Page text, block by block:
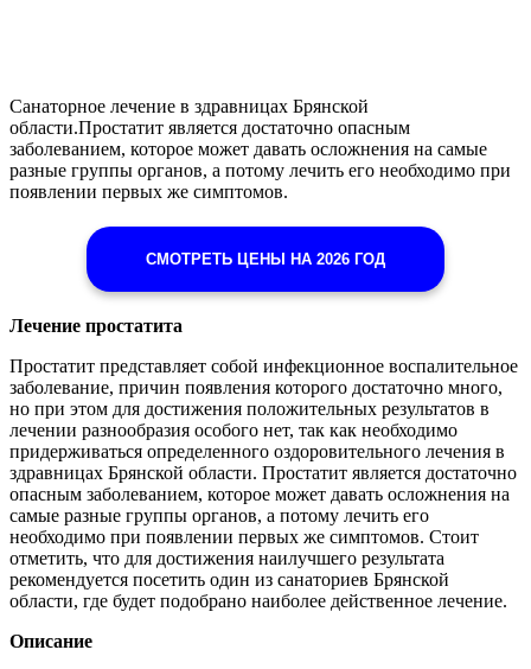
Санаторное лечение в здравницах Брянской
области.Простатит является достаточно опасным
заболеванием, которое может давать осложнения на самые
разные группы органов, а потому лечить его необходимо при
появлении первых же симптомов.
СМОТРЕТЬ ЦЕНЫ НА 2026 ГОД
Лечение простатита
Простатит представляет собой инфекционное воспалительное
заболевание, причин появления которого достаточно много,
но при этом для достижения положительных результатов в
лечении разнообразия особого нет, так как необходимо
придерживаться определенного оздоровительного лечения в
здравницах Брянской области. Простатит является достаточно
опасным заболеванием, которое может давать осложнения на
самые разные группы органов, а потому лечить его
необходимо при появлении первых же симптомов. Стоит
отметить, что для достижения наилучшего результата
рекомендуется посетить один из санаториев Брянской
области, где будет подобрано наиболее действенное лечение.
Описание